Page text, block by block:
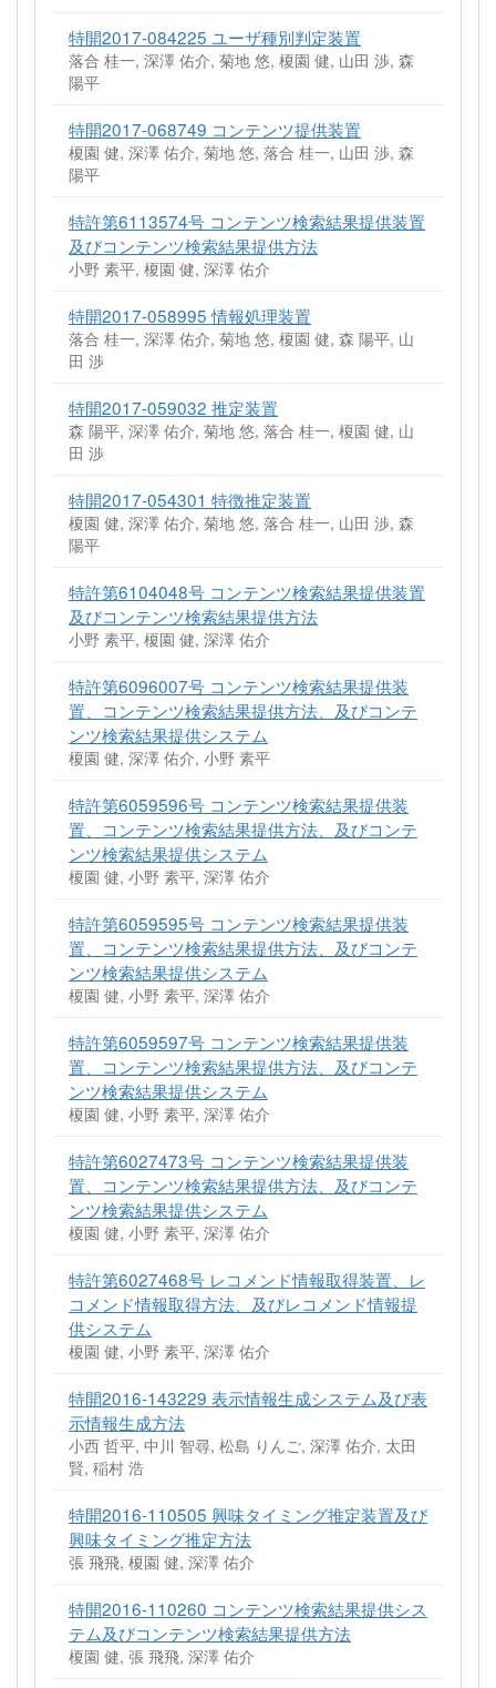
特開2017-084225 ユーザ種別判定装置
落合 桂一, 深澤 佑介, 菊地 悠, 榎園 健, 山田 渉, 森
陽平
特開2017-068749 コンテンツ提供装置
榎園 健, 深澤 佑介, 菊地 悠, 落合 桂一, 山田 渉, 森
陽平
特許第6113574号 コンテンツ検索結果提供装置
及びコンテンツ検索結果提供方法
小野 素平, 榎園 健, 深澤 佑介
特開2017-058995 情報処理装置
落合 桂一, 深澤 佑介, 菊地 悠, 榎園 健, 森 陽平, 山
田 渉
特開2017-059032 推定装置
森 陽平, 深澤 佑介, 菊地 悠, 落合 桂一, 榎園 健, 山
田 渉
特開2017-054301 特徴推定装置
榎園 健, 深澤 佑介, 菊地 悠, 落合 桂一, 山田 渉, 森
陽平
特許第6104048号 コンテンツ検索結果提供装置
及びコンテンツ検索結果提供方法
小野 素平, 榎園 健, 深澤 佑介
特許第6096007号 コンテンツ検索結果提供装
置、コンテンツ検索結果提供方法、及びコンテ
ンツ検索結果提供システム
榎園 健, 深澤 佑介, 小野 素平
特許第6059596号 コンテンツ検索結果提供装
置、コンテンツ検索結果提供方法、及びコンテ
ンツ検索結果提供システム
榎園 健, 小野 素平, 深澤 佑介
特許第6059595号 コンテンツ検索結果提供装
置、コンテンツ検索結果提供方法、及びコンテ
ンツ検索結果提供システム
榎園 健, 小野 素平, 深澤 佑介
特許第6059597号 コンテンツ検索結果提供装
置、コンテンツ検索結果提供方法、及びコンテ
ンツ検索結果提供システム
榎園 健, 小野 素平, 深澤 佑介
特許第6027473号 コンテンツ検索結果提供装
置、コンテンツ検索結果提供方法、及びコンテ
ンツ検索結果提供システム
榎園 健, 小野 素平, 深澤 佑介
特許第6027468号 レコメンド情報取得装置、レ
コメンド情報取得方法、及びレコメンド情報提
供システム
榎園 健, 小野 素平, 深澤 佑介
特開2016-143229 表示情報生成システム及び表
示情報生成方法
小西 哲平, 中川 智尋, 松島 りんご, 深澤 佑介, 太田
賢, 稲村 浩
特開2016-110505 興味タイミング推定装置及び
興味タイミング推定方法
張 飛飛, 榎園 健, 深澤 佑介
特開2016-110260 コンテンツ検索結果提供シス
テム及びコンテンツ検索結果提供方法
榎園 健, 張 飛飛, 深澤 佑介